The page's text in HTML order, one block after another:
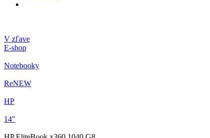
V zľave
E-shop
Notebooky
ReNEW
HP
14"